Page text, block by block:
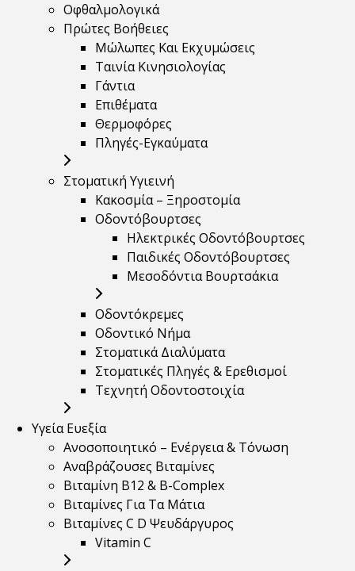
Οφθαλμολογικά
Πρώτες Βοήθειες
Μώλωπες Και Εκχυμώσεις
Ταινία Κινησιολογίας
Γάντια
Επιθέματα
Θερμοφόρες
Πληγές-Εγκαύματα
Στοματική Υγιεινή
Κακοσμία – Ξηροστομία
Οδοντόβουρτσες
Ηλεκτρικές Οδοντόβουρτσες
Παιδικές Οδοντόβουρτσες
Μεσοδόντια Βουρτσάκια
Οδοντόκρεμες
Οδοντικό Νήμα
Στοματικά Διαλύματα
Στοματικές Πληγές & Ερεθισμοί
Τεχνητή Οδοντοστοιχία
Υγεία Ευεξία
Ανοσοποιητικό – Ενέργεια & Τόνωση
Αναβράζουσες Βιταμίνες
Βιταμίνη B12 & Β-Complex
Βιταμίνες Για Τα Μάτια
Βιταμίνες C D Ψευδάργυρος
Vitamin C